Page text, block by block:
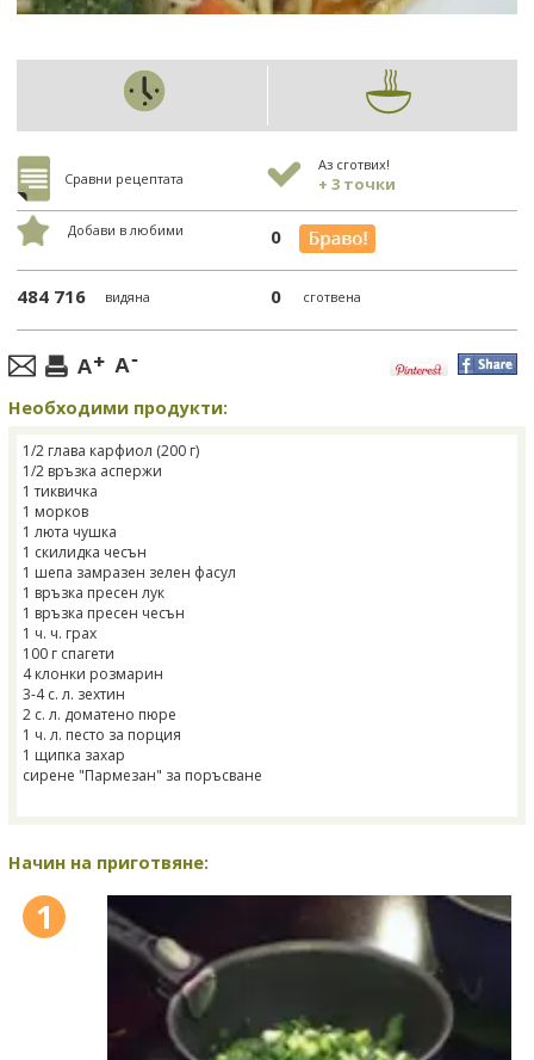
Сравни рецептата
Аз сготвих!
+ 3 точки
Добави в любими 0
484 716 видяна 0 сготвена
Необходими продукти:
1/2 глава карфиол (200 г)
1/2 връзка аспержи
1 тиквичка
1 морков
1 люта чушка
1 скилидка чесън
1 шепа замразен зелен фасул
1 връзка пресен лук
1 връзка пресен чесън
1 ч. ч. грах
100 г спагети
4 клонки розмарин
3-4 с. л. зехтин
2 с. л. доматено пюре
1 ч. л. песто за порция
1 щипка захар
сирене "Пармезан" за поръсване
Начин на приготвяне:
1